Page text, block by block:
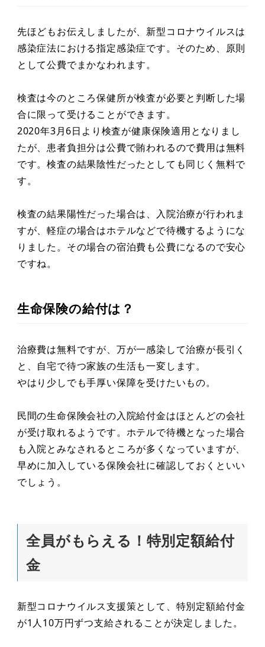
先ほどもお伝えしましたが、新型コロナウイルスは
感染症法における指定感染症です。そのため、原則
として公費でまかなわれます。
検査は今のところ保健所が検査が必要と判断した場
合に限って受けることができます。
2020年3月6日より検査が健康保険適用となりまし
たが、患者負担分は公費で賄われるので費用は無料
です。検査の結果陰性だったとしても同じく無料で
す。
検査の結果陽性だった場合は、入院治療が行われま
すが、軽症の場合はホテルなどで待機するようにな
りました。その場合の宿泊費も公費になるので安心
ですね。
生命保険の給付は？
治療費は無料ですが、万が一感染して治療が長引く
と、自宅で待つ家族の生活も一変します。
やはり少しでも手厚い保障を受けたいもの。
民間の生命保険会社の入院給付金はほとんどの会社
が受け取れるようです。ホテルで待機となった場合
も入院とみなされるところが多くなっていますが、
早めに加入している保険会社に確認しておくといい
でしょう。
全員がもらえる！特別定額給付
金
新型コロナウイルス支援策として、特別定額給付金
が1人10万円ずつ支給されることが決定しました。